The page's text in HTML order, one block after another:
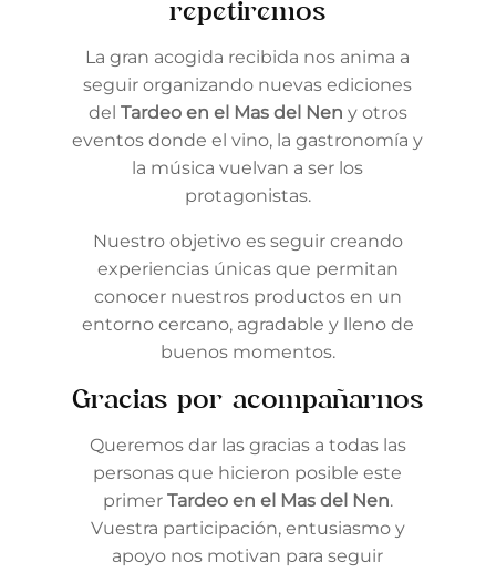
repetiremos
La gran acogida recibida nos anima a
seguir organizando nuevas ediciones
del Tardeo en el Mas del Nen y otros
eventos donde el vino, la gastronomía y
la música vuelvan a ser los
protagonistas.
Nuestro objetivo es seguir creando
experiencias únicas que permitan
conocer nuestros productos en un
entorno cercano, agradable y lleno de
buenos momentos.
Gracias por acompañarnos
Queremos dar las gracias a todas las
personas que hicieron posible este
primer Tardeo en el Mas del Nen.
Vuestra participación, entusiasmo y
apoyo nos motivan para seguir